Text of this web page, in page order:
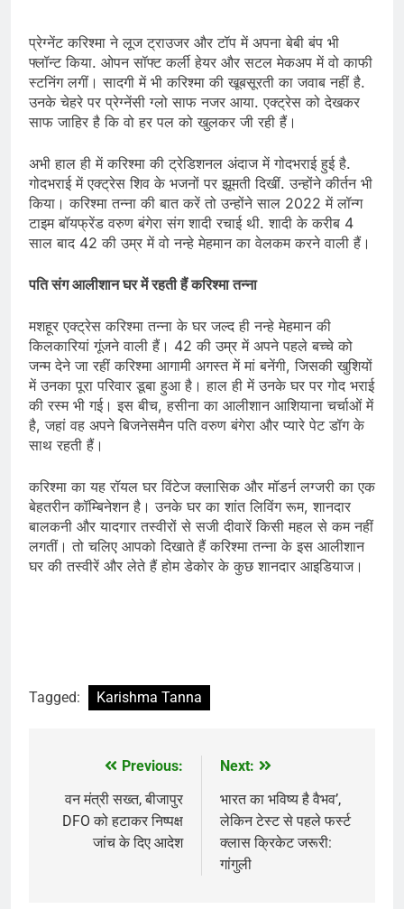
प्रेग्नेंट करिश्मा ने लूज ट्राउजर और टॉप में अपना बेबी बंप भी
फ्लॉन्ट किया. ओपन सॉफ्ट कर्ली हेयर और सटल मेकअप में वो काफी
स्टनिंग लगीं। सादगी में भी करिश्मा की खूबसूरती का जवाब नहीं है.
उनके चेहरे पर प्रेग्नेंसी ग्लो साफ नजर आया. एक्ट्रेस को देखकर
साफ जाहिर है कि वो हर पल को खुलकर जी रही हैं।
अभी हाल ही में करिश्मा की ट्रेडिशनल अंदाज में गोदभराई हुई है.
गोदभराई में एक्ट्रेस शिव के भजनों पर झूमती दिखीं. उन्होंने कीर्तन भी
किया। करिश्मा तन्ना की बात करें तो उन्होंने साल 2022 में लॉन्ग
टाइम बॉयफ्रेंड वरुण बंगेरा संग शादी रचाई थी. शादी के करीब 4
साल बाद 42 की उम्र में वो नन्हे मेहमान का वेलकम करने वाली हैं।
पति संग आलीशान घर में रहती हैं करिश्मा तन्ना
मशहूर एक्ट्रेस करिश्मा तन्ना के घर जल्द ही नन्हे मेहमान की
किलकारियां गूंजने वाली हैं। 42 की उम्र में अपने पहले बच्चे को
जन्म देने जा रहीं करिश्मा आगामी अगस्त में मां बनेंगी, जिसकी खुशियों
में उनका पूरा परिवार डूबा हुआ है। हाल ही में उनके घर पर गोद भराई
की रस्म भी गई। इस बीच, हसीना का आलीशान आशियाना चर्चाओं में
है, जहां वह अपने बिजनेसमैन पति वरुण बंगेरा और प्यारे पेट डॉग के
साथ रहती हैं।
करिश्मा का यह रॉयल घर विंटेज क्लासिक और मॉडर्न लग्जरी का एक
बेहतरीन कॉम्बिनेशन है। उनके घर का शांत लिविंग रूम, शानदार
बालकनी और यादगार तस्वीरों से सजी दीवारें किसी महल से कम नहीं
लगतीं। तो चलिए आपको दिखाते हैं करिश्मा तन्ना के इस आलीशान
घर की तस्वीरें और लेते हैं होम डेकोर के कुछ शानदार आइडियाज।
Tagged: Karishma Tanna
navigation
Previous:
वन मंत्री सख्त, बीजापुर
DFO को हटाकर निष्पक्ष
जांच के दिए आदेश
Next:
भारत का भविष्य है वैभव’,
लेकिन टेस्ट से पहले फर्स्ट
क्लास क्रिकेट जरूरी:
गांगुली